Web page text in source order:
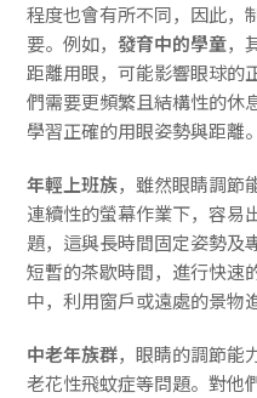
程度也會有所不同，因此，
要。例如，發育中的學童，
距離用眼，可能影響眼球的
們需要更頻繁且結構性的休
學習正確的用眼姿勢與距離。
年輕上班族，雖然眼睛調節
連續性的螢幕作業下，容易
題，這與長時間固定姿勢及
短暫的茶歇時間，進行快速
中，利用窗戶或遠處的景物
中老年族群，眼睛的調節能
老花性飛蚊症等問題。對他